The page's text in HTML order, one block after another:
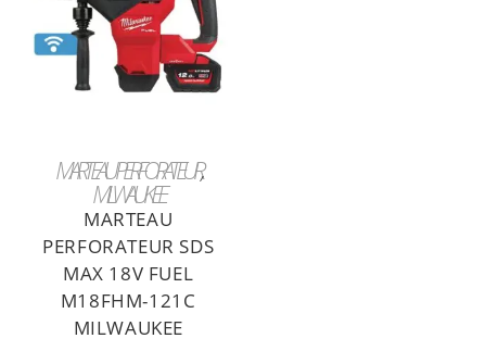
MARTEAU PERFORATEUR
MILWAUKEE
MARTEAU
PERFORATEUR SDS
MAX 18V FUEL
M18FHM-121C
MILWAUKEE